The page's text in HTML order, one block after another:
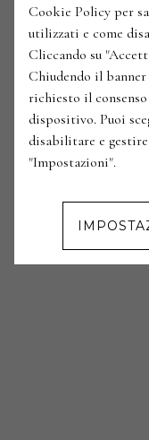
Cookie Policy per
utilizzati e come
Cliccando su
Chiudendo il
richiesto il
dispositivo. Puoi
disabilitare e
"Impostazioni".